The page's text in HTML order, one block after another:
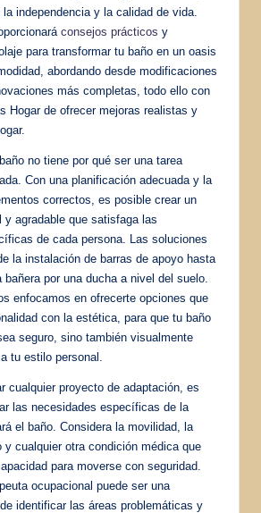
independencia y la calidad de vida.
consejos prácticos y
para transformar tu baño en un oasis
abordando desde modificaciones
más completas, todo ello con
Hogar de ofrecer mejoras realistas y
no tiene por qué ser una tarea
Con una planificación adecuada y la
correctos, es posible crear un
y agradable que satisfaga las
de cada persona. Las soluciones
la instalación de barras de apoyo hasta
por una ducha a nivel del suelo.
enfocamos en ofrecerte opciones que
con la estética, para que tu baño
seguro, sino también visualmente
tu estilo personal.
cualquier proyecto de adaptación, es
las necesidades específicas de la
el baño. Considera la movilidad, la
y cualquier otra condición médica que
para moverse con seguridad.
ocupacional puede ser una
identificar las áreas problemáticas y